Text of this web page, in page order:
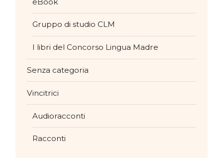
Gruppo di studio CLM
I libri del Concorso Lingua Madre
Senza categoria
Vincitrici
Audioracconti
Racconti